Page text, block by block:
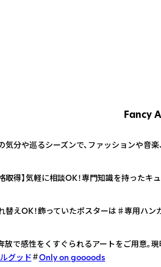
Fancy
気分や巡るシーズンで、ファッションや音
取得】気軽に相談OK！専門知識を持った
替えOK！飾っていたポスターは♯専用ハ
放で感性をくすぐられるアートをご用意。
グッド
Only on goooods